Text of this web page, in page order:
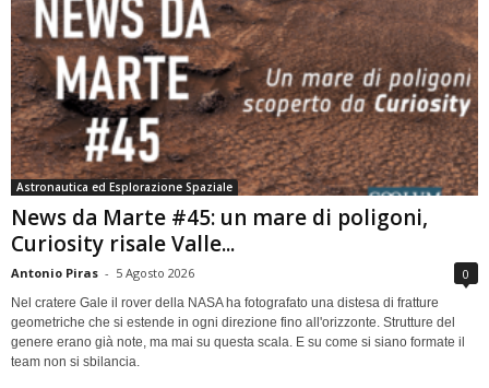
Astronautica ed Esplorazione Spaziale
News da Marte #45: un mare di poligoni,
Curiosity risale Valle...
Antonio Piras - 5 Agosto 2026 0
Nel cratere Gale il rover della NASA ha fotografato una distesa di fratture
geometriche che si estende in ogni direzione fino all'orizzonte. Strutture del
genere erano già note, ma mai su questa scala. E su come si siano formate il
team non si sbilancia.